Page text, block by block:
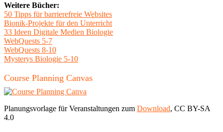
Weitere Bücher:
50 Tipps für barrierefreie Websites
Bionik-Projekte für den Unterricht
33 Ideen Digitale Medien Biologie
WebQuests 5-7
WebQuests 8-10
Mysterys Biologie 5-10
Course Planning Canvas
Planungsvorlage für Veranstaltungen zum Download, CC BY-SA
4.0